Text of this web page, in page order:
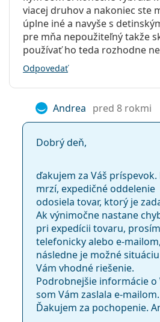
viacej druhov a nakoniec ste
úplne iné a navyše s
pre mňa nepoužiteľný takže
používať ho teda rozhodne
Odpovedať
Andrea pred 8 rokmi
Dobrý deň,
ďakujem za Váš
mrzí, expedičné oddelenie
odosiela tovar, ktorý je
Ak výnimočne nastane
pri expedícii tovaru,
telefonicky alebo e-mailom,
následne je možné
Vám vhodné riešenie.
Podrobnejšie informácie o
som Vám zaslala e-mailom.
Ďakujem za pochopenie.